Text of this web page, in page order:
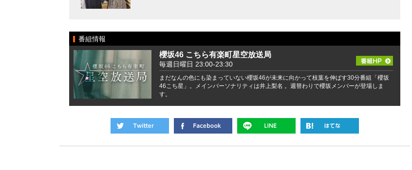
番組情報
櫻坂46 こちら有楽町星空放送局
毎週日曜日 23:00-23:30
まだなんの色にも染まっていない櫻坂46が未来に向かって枝葉を伸ばす30分番組「櫻坂
46こち星」。メインパーソナリティは井上梨名 。週替わりで櫻坂メンバーが登場しま
す。